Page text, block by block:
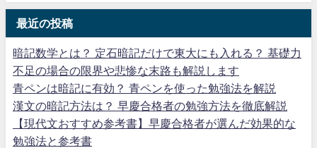
最近の投稿
暗記数学とは？ 定石暗記だけで東大にも入れる？ 基礎力
不足の場合の限界や悲惨な末路も解説します
青ペンは暗記に有効？ 青ペンを使った勉強法を解説
漢文の暗記方法は？ 早慶合格者の勉強方法を徹底解説
【現代文おすすめ参考書】早慶合格者が選んだ効果的な
勉強法と参考書